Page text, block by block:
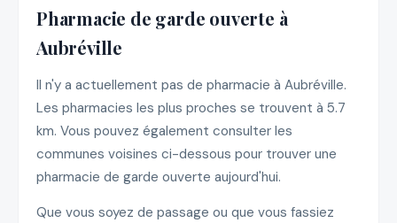
Pharmacie de garde ouverte à
Aubréville
Il n'y a actuellement pas de pharmacie à Aubréville.
Les pharmacies les plus proches se trouvent à 5.7
km. Vous pouvez également consulter les
communes voisines ci-dessous pour trouver une
pharmacie de garde ouverte aujourd'hui.
Que vous soyez de passage ou que vous fassiez